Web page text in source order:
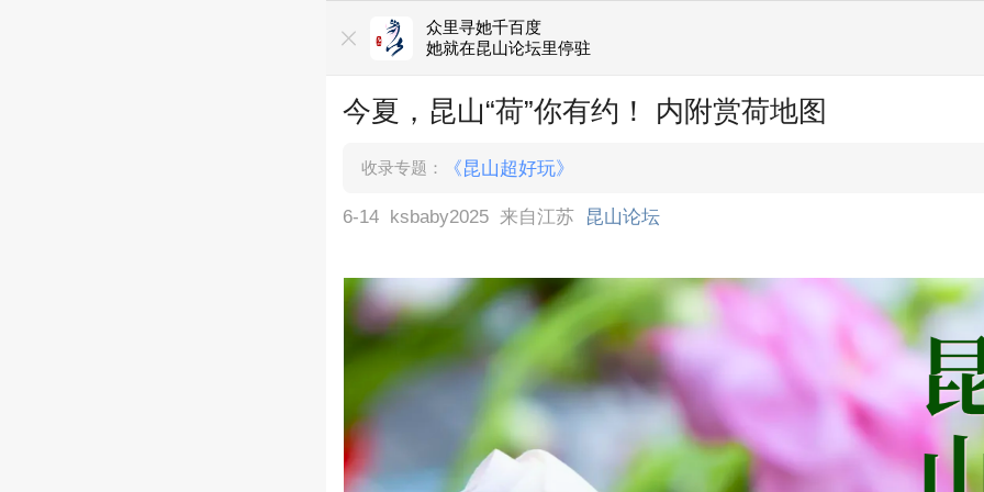
众里寻她千百度
她就在昆山论坛里停驻
今夏，昆山“荷”你有约！ 内附赏荷地图
收录专题： 《昆山超好玩》
6-14 ksbaby2025 来自江苏 昆山论坛